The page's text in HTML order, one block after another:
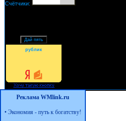
Счётчики:
рублик
Реклама WMlink.ru
• Экономия - путь к богатству!